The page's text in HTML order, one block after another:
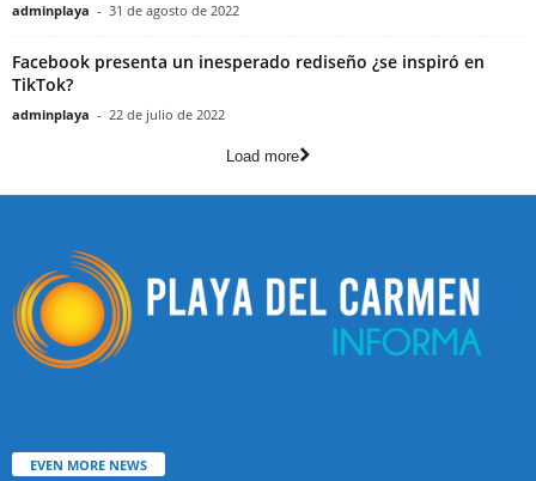
adminplaya - 31 de agosto de 2022
Facebook presenta un inesperado rediseño ¿se inspiró en
TikTok?
adminplaya - 22 de julio de 2022
Load more
EVEN MORE NEWS